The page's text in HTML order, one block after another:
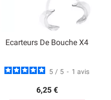
Ecarteurs De Bouche X4
5 / 5 - 1 avis
6,25 €